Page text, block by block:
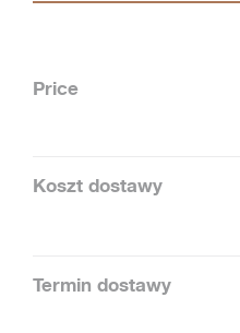
Price
Koszt dostawy
Termin dostawy